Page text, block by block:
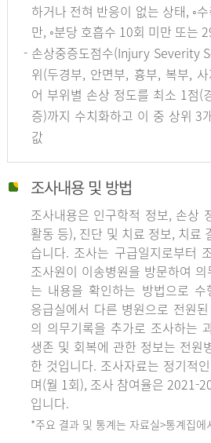
하거나 전혀 반응이 없는 상태, ◦
만, ◦분당 호흡수 10회 미만 또는
- 손상중증도점수(Injury Severity
위(두경부, 안면부, 흉부, 복부,
어 부위별 손상 정도를 최소 1점(
증)까지 수치화하고 이 중 상위 3
값
조사내용 및 방법
조사내용은 인구학적 정보, 손상
활동 등), 진단 및 치료 정보, 치료
습니다. 조사는 구급일지로부터
조사원이 이송병원을 방문하여
는 내용을 확인하는 방법으로 수
응급실에서 다른 병원으로 전원
의 의무기록을 추가로 조사하는
생존 및 회복에 관한 정보는 전원
한 것입니다. 조사자료는 정기적
며(월 1회), 조사 참여율은 2021-
입니다.
*주요 결과 및 통계는 자료실>통계집에